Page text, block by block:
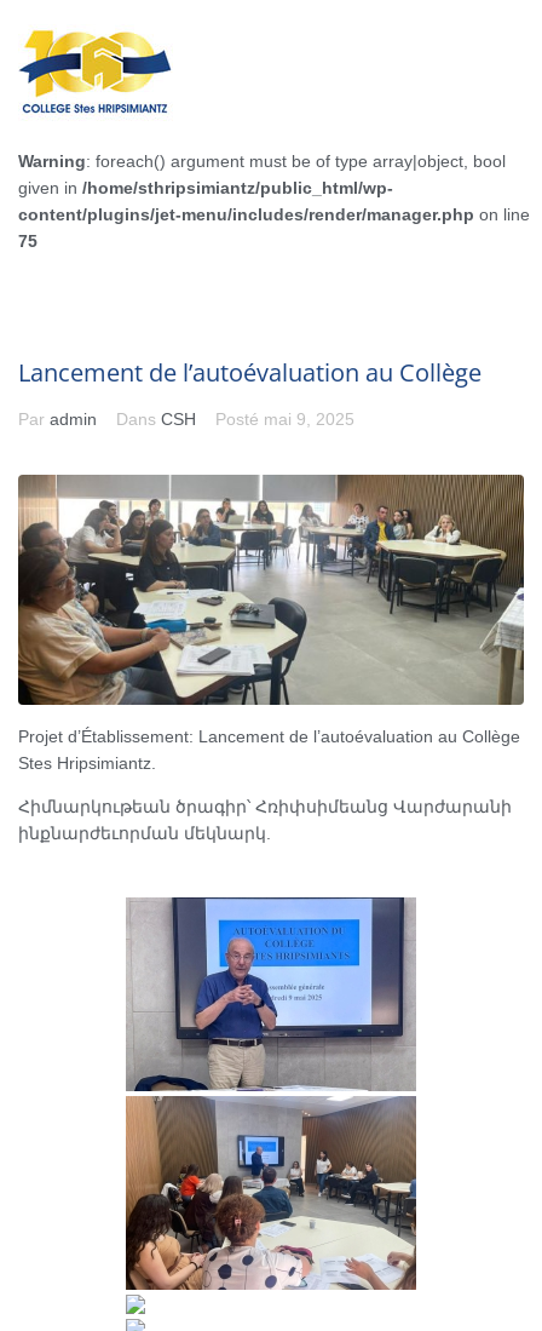
Warning: foreach() argument must be of type array|object, bool
given in /home/sthripsimiantz/public_html/wp-
content/plugins/jet-menu/includes/render/manager.php on line
75
Lancement de l’autoévaluation au Collège
Par admin Dans CSH Posté mai 9, 2025
Projet d’Établissement: Lancement de l’autoévaluation au Collège
Stes Hripsimiantz.
Հիմնարկութեան ծրագիր՝ Հռիփսիմեանց Վարժարանի
ինքնարժեւորման մեկնարկ.